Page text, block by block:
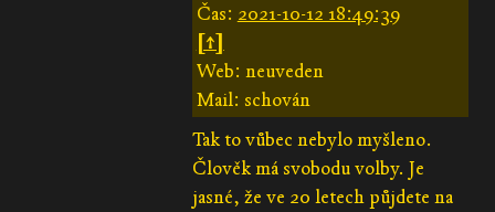
Čas: 2021-10-12 18:49:39
[↑]
Web: neuveden
Mail: schován
Tak to vůbec nebylo myšleno.
Člověk má svobodu volby. Je
jasné, že ve 20 letech půjdete na